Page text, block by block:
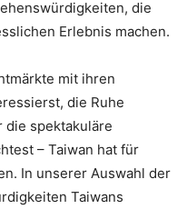
die
Erlebnis machen.
mit ihren
die Ruhe
die spektakuläre
– Taiwan hat für
In unserer Auswahl der
Taiwans